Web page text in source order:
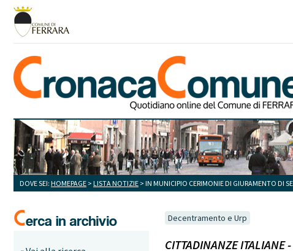
DOVE SEI: HOMEPAGE > LISTA NOTIZIE > IN MUNICIPIO CERIMONIE DI GIURAMENTO DI
Decentramento e Urp
CITTADINANZE